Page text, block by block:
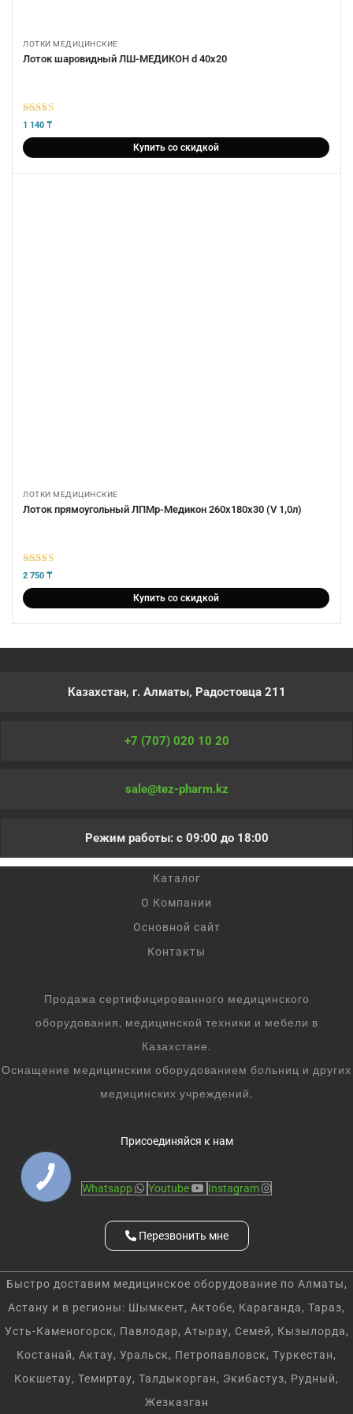
ЛОТКИ МЕДИЦИНСКИЕ
Лоток шаровидный ЛШ-МЕДИКОН d 40х20
5 из 5
1 140 ₸
Купить со скидкой
ЛОТКИ МЕДИЦИНСКИЕ
Лоток прямоугольный ЛПМр-Медикон 260х180х30 (V 1,0л)
5 из 5
2 750 ₸
Купить со скидкой
Казахстан, г. Алматы, Радостовца 211
+7 (707) 020 10 20
sale@tez-pharm.kz
Режим работы: с 09:00 до 18:00
Каталог
О Компании
Основной сайт
Контакты
Продажа сертифицированного медицинского
оборудования, медицинской техники и мебели в
Казахстане.
Оснащение медицинским оборудованием больниц и других
медицинских учреждений.
Присоединяйся к нам
Whatsapp Youtube Instagram
Перезвонить мне
Быстро доставим медицинское оборудование по Алматы,
Астану и в регионы: Шымкент, Актобе, Караганда, Тараз,
Усть-Каменогорск, Павлодар, Атырау, Семей, Кызылорда,
Костанай, Актау, Уральск, Петропавловск, Туркестан,
Кокшетау, Темиртау, Талдыкорган, Экибастуз, Рудный,
Жезказган